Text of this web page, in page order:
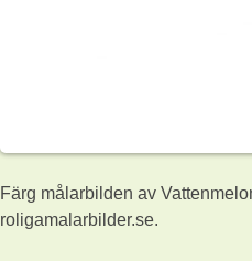
Färg målarbilden av
roligamalarbilder.se.